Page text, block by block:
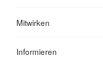
Mitwirken
Informieren